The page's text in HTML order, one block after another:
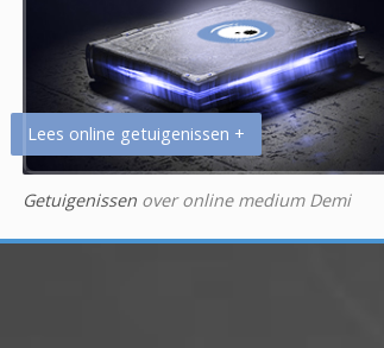
Lees online getuigenissen +
Getuigenissen over online medium Demi